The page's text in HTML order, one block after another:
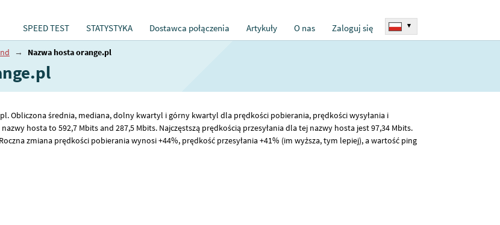
SPEED TEST STATYSTYKA Dostawca połączenia Artykuły O nas Zaloguj się ▾
→ Nazwa hosta orange.pl
Obliczona średnia, mediana, dolny kwartyl i górny kwartyl dla prędkości pobierania, prędkości wysyłania i
hosta to 592,7 Mbits and 287,5 Mbits. Najczęstszą prędkością przesyłania dla tej nazwy hosta jest 97,34 Mbits.
zmiana prędkości pobierania wynosi +44%, prędkość przesyłania +41% (im wyższa, tym lepiej), a wartość ping